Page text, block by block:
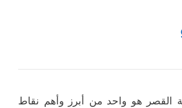
هو واحد من أبرز وأهم نقاط